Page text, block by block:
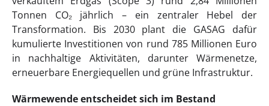
Tonnen CO₂ jährlich – ein zentraler Hebel der
Transformation. Bis 2030 plant die GASAG dafür
kumulierte Investitionen von rund 785 Millionen Euro
in nachhaltige Aktivitäten, darunter Wärmenetze,
erneuerbare Energiequellen und grüne Infrastruktur.
Wärmewende entscheidet sich im Bestand